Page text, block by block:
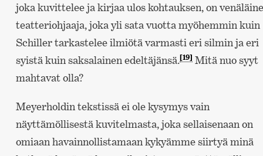
joka kuvittelee ja kirjaa ulos kohtauksen, on
teatteriohjaaja, joka yli sata vuotta myöhemmin kuin
Schiller tarkastelee ilmiötä varmasti eri silmin ja eri
syistä kuin saksalainen edeltäjänsä.[19]Mitä nuo syyt
mahtavat olla?
Meyerholdin tekstissä ei ole kysymys vain
näyttämöllisestä kuvitelmasta, joka sellaisenaan on
omiaan havainnollistamaan kykyämme siirtyä minä